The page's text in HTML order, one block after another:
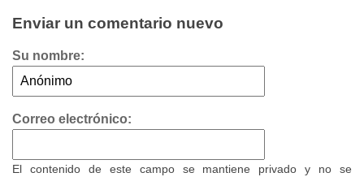
Enviar un comentario nuevo
Su nombre:
Correo electrónico:
El contenido de este campo se mantiene privado y no se